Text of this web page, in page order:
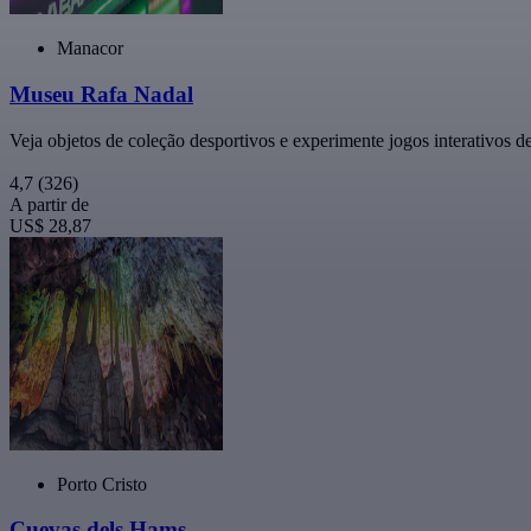
Manacor
Museu Rafa Nadal
Veja objetos de coleção desportivos e experimente jogos interativos
4,7 (326)
A partir de
US$ 28,87
Porto Cristo